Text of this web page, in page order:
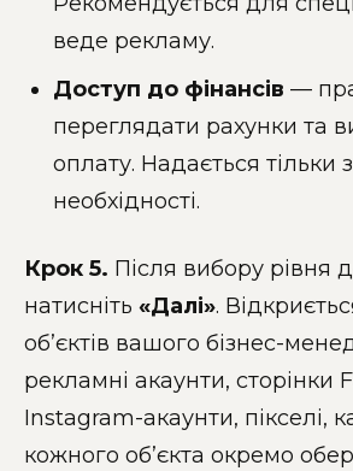
веде рекламу.
Доступ до фінансів —
переглядати рахунки та
оплату. Надається тільки
необхідності.
Крок 5. Після вибору рівня
натисніть «Далі».
об’єктів вашого бізнес-
рекламні акаунти, сторінки
Instagram-акаунти, пікселі,
кожного об’єкта окремо